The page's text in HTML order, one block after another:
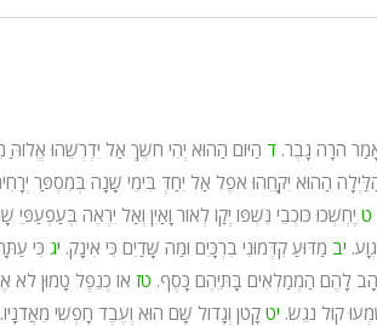
הֹרָה גָבֶר. ד הַיּוֹם הַהוּא יְהִי חֹשֶׁךְ אַל יִדְרְשֵׁהוּ
הַהוּא יִקָּחֵהוּ אֹפֶל אַל יִחַדְּ בִּימֵי שָׁנָה בְּמִסְפַּר
ט יֶחְשְׁכוּ כּוֹכְבֵי נִשְׁפּוֹ יְקַו לְאוֹר וָאַיִן וְאַל יִרְאֶה בְּעַפְעַפֵּי
יב מַדּוּעַ קִדְּמוּנִי בִרְכָּיִם וּמַה שָּׁדַיִם כִּי אִינָק. יג כִּי
לָהֶם הַמְמַלְאִים בָּתֵּיהֶם כָּסֶף. טז אוֹ כְנֵפֶל טָמוּן לֹא
קוֹל נֹגֵשׂ. יט קָטֹן וְגָדוֹל שָׁם הוּא וְעֶבֶד חָפְשִׁי מֵאֲדֹנָיו.